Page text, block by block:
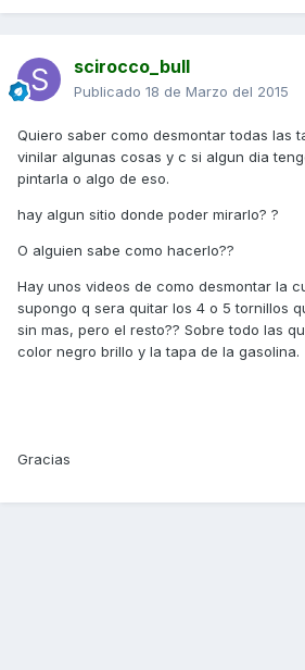
scirocco_bull
Publicado 18 de Marzo del 2015
Quiero saber como desmontar todas las
vinilar algunas cosas y c si algun dia
pintarla o algo de eso.
hay algun sitio donde poder mirarlo? ?
O alguien sabe como hacerlo??
Hay unos videos de como desmontar la
supongo q sera quitar los 4 o 5 tornillos
sin mas, pero el resto?? Sobre todo las
color negro brillo y la tapa de la gasolina.
Gracias